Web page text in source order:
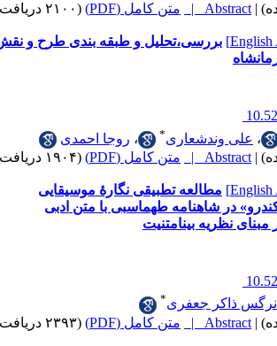
متن کامل (PDF) (۲۱۰۰ دریافت)
بررسی،تحلیل و طبقه بندی طرح و نقش
* ،روجا احمدی
متن کامل (PDF) (۱۹۰۴ دریافت)
مطالعه تطبیقی نگارۀ‌ موسیقایی
طهماسبی با متن ادبی
بینامتنیت
جعفری
متن کامل (PDF) (۲۳۹۳ دریافت)